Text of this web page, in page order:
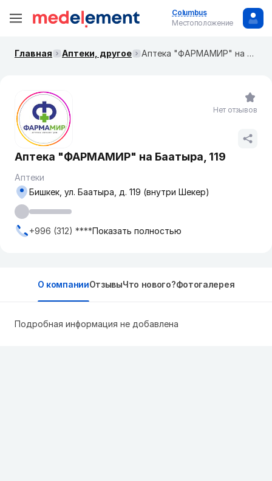
Columbus
Местоположение
Главная Аптеки, другое Аптека "ФАРМАМИР" на Баатыра, 119
Аптека "ФАРМАМИР" на Баатыра, 119
Аптеки
Бишкек, ул. Баатыра, д. 119 (внутри Шекер)
+996 (312) ****Показать полностью
Нет отзывов
О компанииОтзывыЧто нового?Фотогалерея
Подробная информация не добавлена